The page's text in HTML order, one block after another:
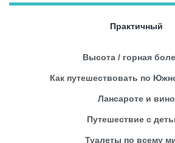
Практичный
Высота / горная
Как путешествовать по
Лансароте и вино
Путешествие с
Туалеты по всему